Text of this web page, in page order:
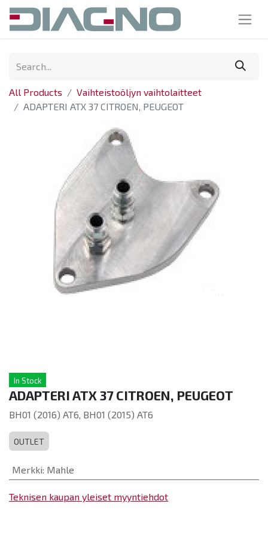
All Products
Vaihteistoöljyn vaihtolaitteet
ADAPTERI ATX 37 CITROEN, PEUGEOT
In Stock
ADAPTERI ATX 37 CITROEN, PEUGEOT
BH01 (2016) AT6, BH01 (2015) AT6
OUTLET
Merkki: Mahle
Teknisen kaupan yleiset myyntiehdot